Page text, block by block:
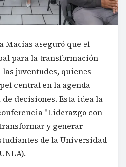
Macías aseguró que el
para la transformación
juventudes, quienes
central en la agenda
decisiones. Esta idea la
"Liderazgo con
y generar
de la Universidad